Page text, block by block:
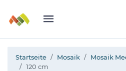
Startseite Mosaik
Mosaik
120 cm